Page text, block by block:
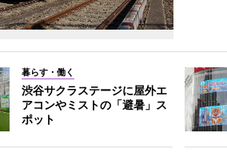
暮らす・働く
渋谷サクラステージに屋外エ
アコンやミストの「避暑」ス
ポット